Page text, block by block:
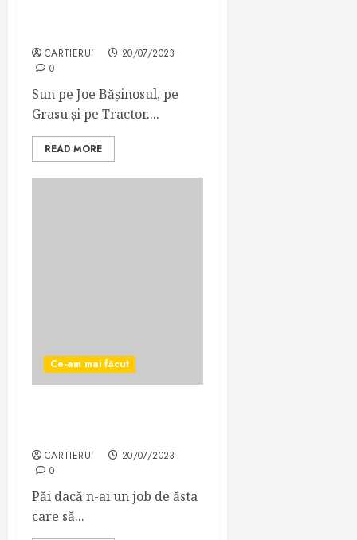
CARTIERU'
20/07/2023
0
Sun pe Joe Bășinosul, pe
Grasu și pe Tractor....
READ MORE
Ce-am mai făcut
CARTIERU'
20/07/2023
0
Păi dacă n-ai un job de ăsta
care să...